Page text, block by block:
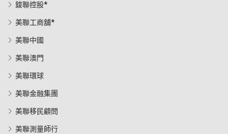
鋑聯控股*
美聯工商舖*
美聯中國
美聯澳門
美聯環球
美聯金融集團
美聯移民顧問
美聯測量師行